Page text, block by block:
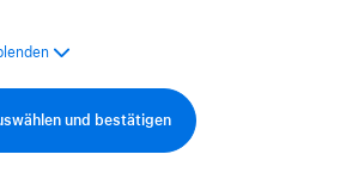
und bestätigen